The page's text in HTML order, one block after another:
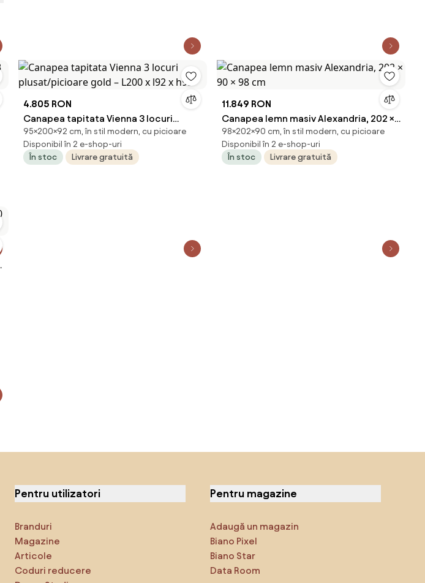
4.805 RON
Canapea tapitata Vienna 3 locuri
plusat/picioare gold – L200 x l92 x h95
95×200×92 cm, în stil modern, cu picioare
Disponibil în 2 e-shop-uri
În stoc
Livrare gratuită
11.849 RON
Canapea lemn masiv Alexandria, 202 ×
90 × 98 cm
98×202×90 cm, în stil modern, cu picioare
Disponibil în 2 e-shop-uri
În stoc
Livrare gratuită
Pentru utilizatori
Branduri
Magazine
Articole
Coduri reducere
Pentru magazine
Adaugă un magazin
Biano Pixel
Biano Star
Data Room